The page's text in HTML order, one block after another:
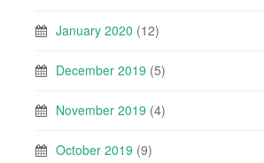
January 2020 (12)
December 2019 (5)
November 2019 (4)
October 2019 (9)